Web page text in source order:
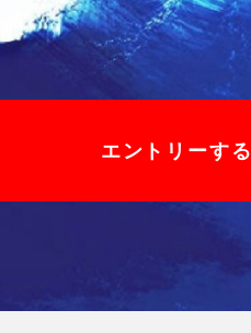
エントリーする